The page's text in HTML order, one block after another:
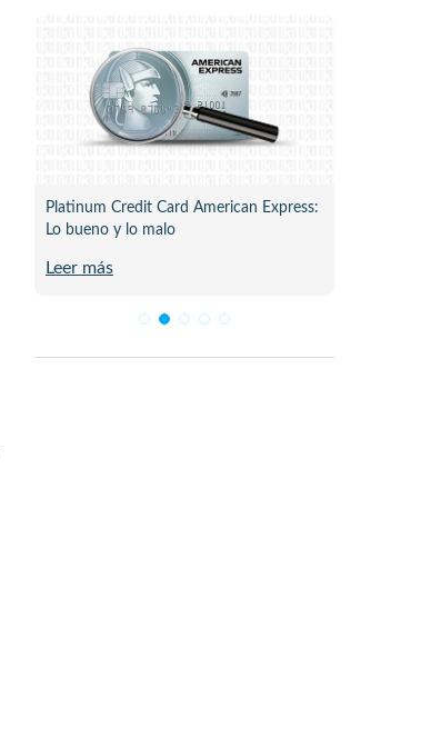
Platinum Credit Card American Express:
Lo bueno y lo malo
Leer más